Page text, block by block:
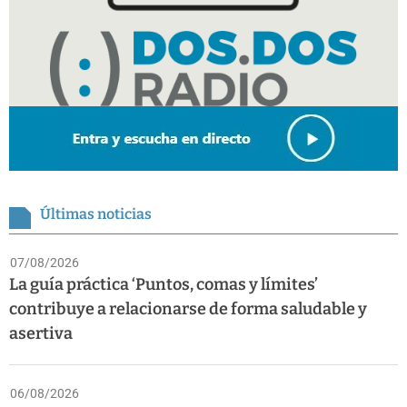
Últimas noticias
07/08/2026
La guía práctica ‘Puntos, comas y límites’
contribuye a relacionarse de forma saludable y
asertiva
06/08/2026